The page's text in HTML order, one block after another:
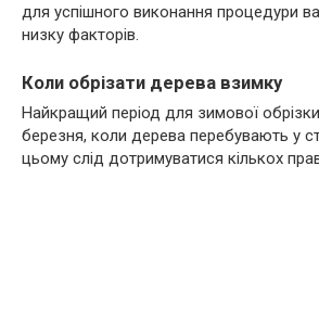
для успішного виконання процедури
низку факторів.
Коли обрізати дерева взимку
Найкращий період для зимової
березня, коли дерева перебувають у
цьому слід дотримуватися кількох